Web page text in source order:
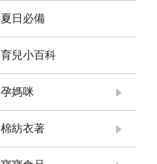
夏日必備
育兒小百科
孕媽咪
棉紡衣著